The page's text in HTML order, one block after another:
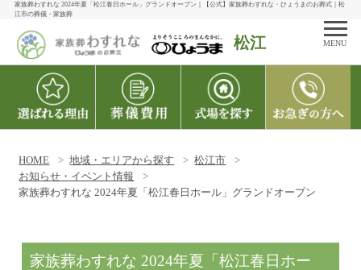
家族葬わすれな 2024年夏「松江春日ホール」グランドオープン｜【公式】家族葬わすれな・ひょうまのお葬式｜松
江市の葬儀・家族葬
松江 MENU
HOME 地域・エリアから探す
松江市
お知らせ・イベント情報
家族葬わすれな 2024年夏「松江春日ホール」グランドオープン
家族葬わすれな 2024年夏「松江春日ホー